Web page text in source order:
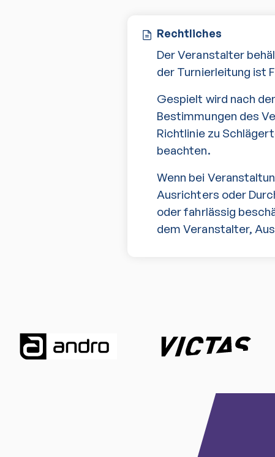
Rechtliches
Der Veranstalter
der Turnierleitung ist
Gespielt wird nach
Bestimmungen des
Richtlinie zu
beachten.
Wenn bei
Ausrichters oder
oder fahrlässig
dem Veranstalter,